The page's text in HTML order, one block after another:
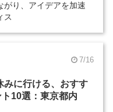
がり、アイデアを加速
ス
7/16
みに行ける、おすす
10選：東京都内